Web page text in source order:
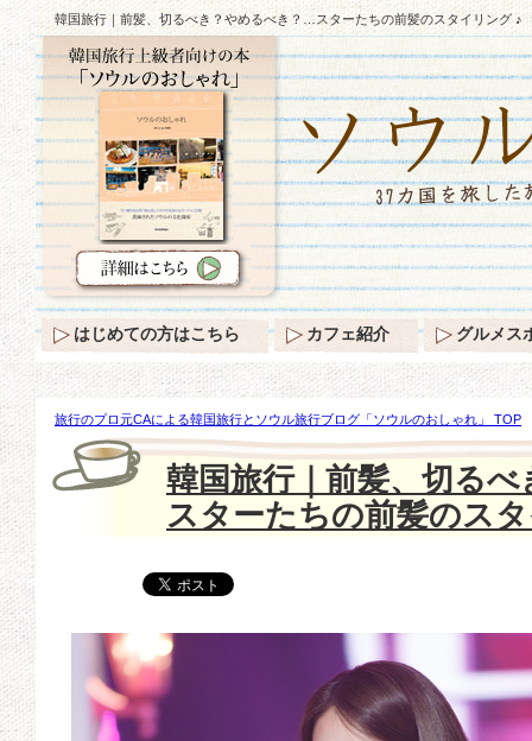
韓国旅行｜前髪、切るべき？やめるべき？…スターたちの前髪のスタイリング ♪
旅行のプロ元CAによる韓国旅行とソウル旅行ブログ「ソウルのおしゃれ」 TOP
るべき？…スターたちの前髪のスタイリング ♪
韓国旅行｜前髪、切る
スターたちの前髪のス
はじめての方はこちら カフェ紹介 グルメス